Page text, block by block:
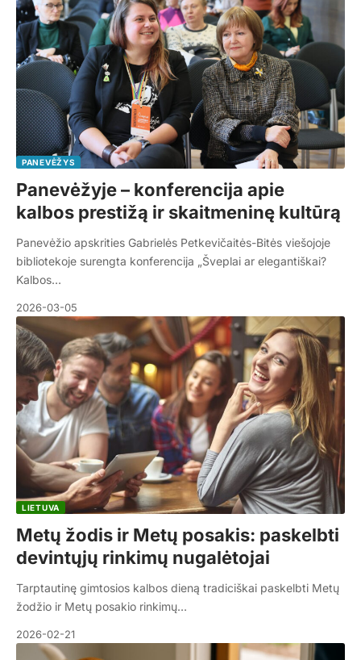
PANEVĖŽYS
Panevėžyje – konferencija apie
kalbos prestižą ir skaitmeninę kultūrą
Panevėžio apskrities Gabrielės Petkevičaitės-Bitės viešojoje
bibliotekoje surengta konferencija „Šveplai ar elegantiškai?
Kalbos…
2026-03-05
LIETUVA
Metų žodis ir Metų posakis: paskelbti
devintųjų rinkimų nugalėtojai
Tarptautinę gimtosios kalbos dieną tradiciškai paskelbti Metų
žodžio ir Metų posakio rinkimų…
2026-02-21